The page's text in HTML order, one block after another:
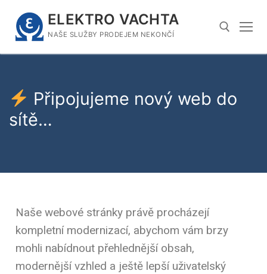
ELEKTRO VACHTA
NAŠE SLUŽBY PRODEJEM NEKONČÍ
Připojujeme nový web do
sítě…
Naše webové stránky právě procházejí
kompletní modernizací, abychom vám brzy
mohli nabídnout přehlednější obsah,
modernější vzhled a ještě lepší uživatelský